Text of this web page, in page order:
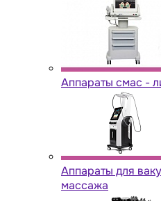
Аппараты cмас -
Аппараты для
массажа